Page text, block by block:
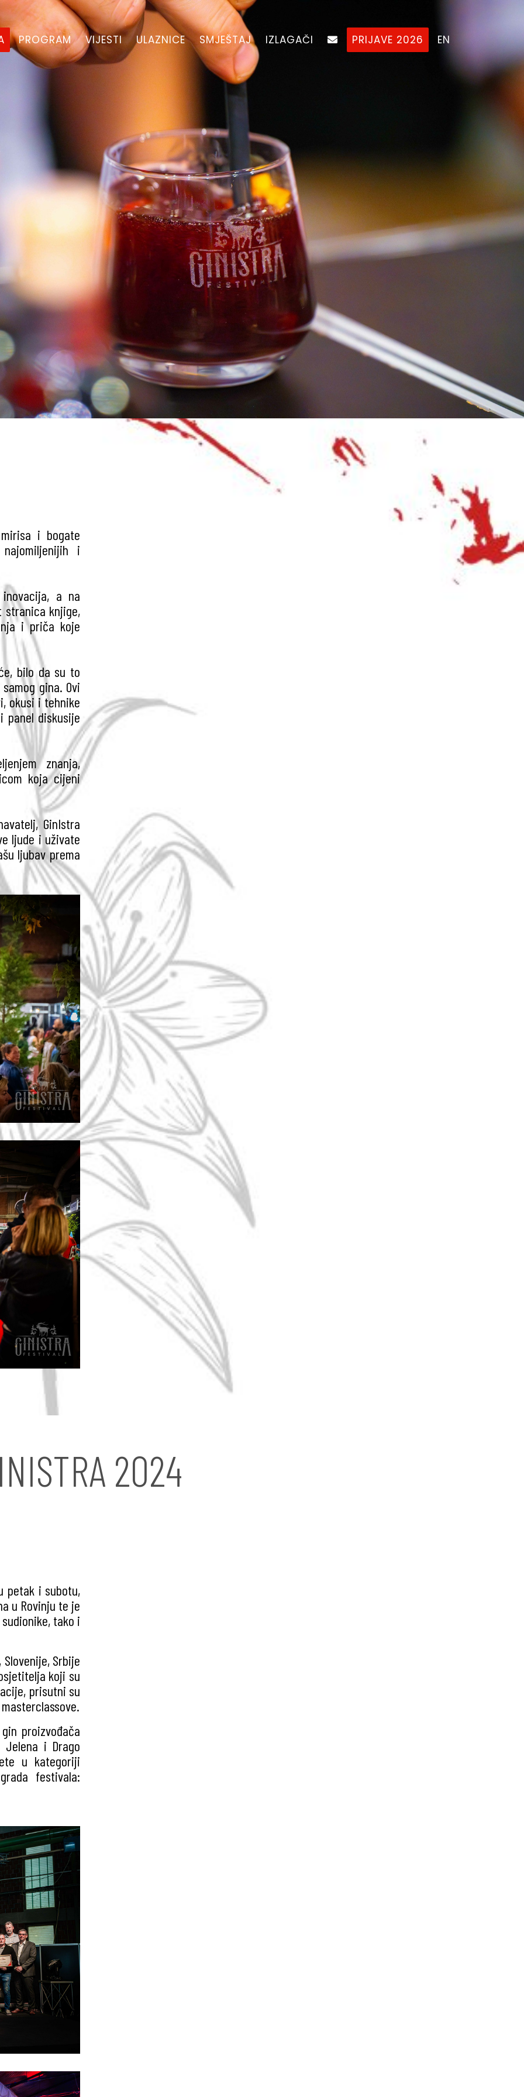
PROGRAM VIJESTI ULAZNICE SMJEŠTAJ IZLAGAČI PRIJAVE 2026 EN
i bogate
i
a na
stranica knjige,
i priča koje
bilo da su to
gina. Ovi
okusi i tehnike
panel diskusije
znanja,
koja cijeni
GinIstra
ljude i uživate
ljubav prema
2024
petak i subotu,
u Rovinju te je
tako i
Srbije
koji su
prisutni su
proizvođača
i Drago
u kategoriji
festivala: